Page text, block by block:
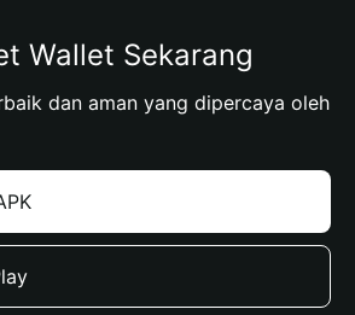
Wallet Sekarang
dan aman yang dipercaya oleh